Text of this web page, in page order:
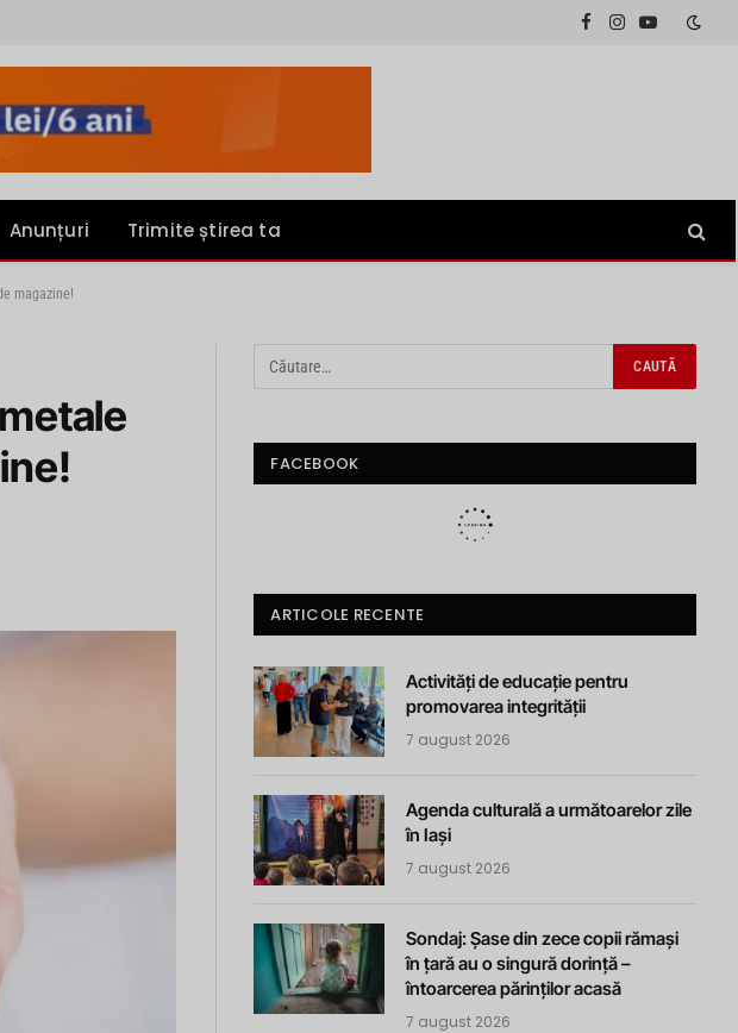
Facebook
InstagramYouTube
Anunțuri Trimite știrea ta
magazine!
FACEBOOK
ARTICOLE RECENTE
Activități de educație pentru
promovarea integrității
7 august 2026
Agenda culturală a următoarelor zile
în Iași
7 august 2026
Sondaj: Șase din zece copii rămași
în țară au o singură dorință –
întoarcerea părinților acasă
7 august 2026